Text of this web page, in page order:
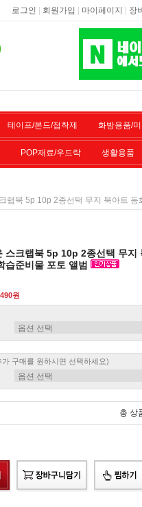
로그인 | 회원가입 | 마이페이지 | 장
테이프/본드/접착제 화방용품/
POP재료/우드락 생활용품
랩북 5p 10p 2종선택 무지 북아트 동
스크랩북 5p 10p 2종선택 무지
습준비물 포토 앨범
490원
가 구매를 원하시면 선택하세요)
총 상